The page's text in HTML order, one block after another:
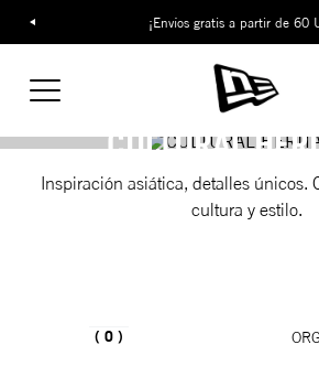
¡Envíos gratis a partir de 60
CULTURAL
Inspiración asiática, detalles únicos.
cultura y estilo.
0